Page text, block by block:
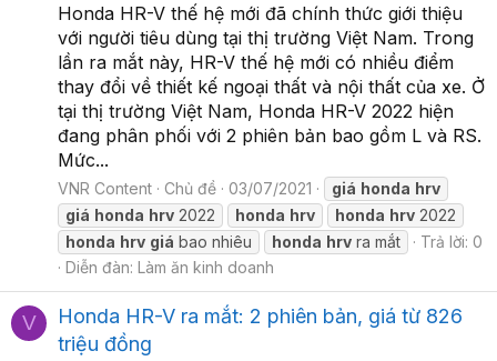
Honda HR-V thế hệ mới đã chính thức giới thiệu
với người tiêu dùng tại thị trường Việt Nam. Trong
lần ra mắt này, HR-V thế hệ mới có nhiều điểm
thay đổi về thiết kế ngoại thất và nội thất của xe. Ở
tại thị trường Việt Nam, Honda HR-V 2022 hiện
đang phân phối với 2 phiên bản bao gồm L và RS.
Mức...
VNR Content Chủ đề 03/07/2021 giá honda hrv
giá honda hrv 2022 honda hrv honda hrv 2022
honda hrv giá bao nhiêu honda hrv ra mắt
Trả lời: 0
Diễn đàn: Làm ăn kinh doanh
V
Honda HR-V ra mắt: 2 phiên bản, giá từ 826
triệu đồng